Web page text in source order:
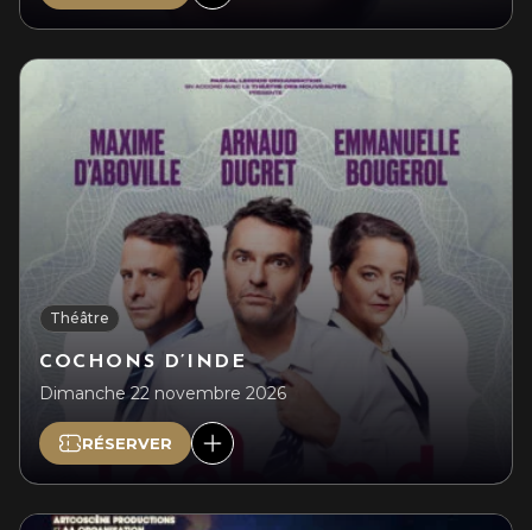
Théâtre
COCHONS D’INDE
Dimanche 22 novembre 2026
RÉSERVER